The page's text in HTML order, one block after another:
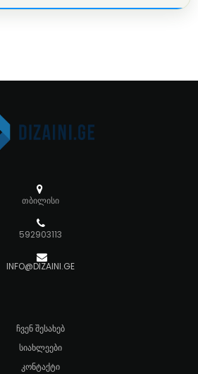
თბილისი
592903113
INFO@DIZAINI.GE
ᲩᲕᲔᲜ ᲨᲔᲡᲐᲮᲔᲑ
ᲡᲘᲐᲮᲚᲔᲔᲑᲘ
ᲙᲝᲜᲢᲐᲥᲢᲘ